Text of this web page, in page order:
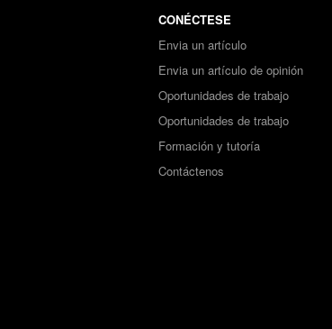
CONÉCTESE
Envia un artículo
Envia un artículo de opinión
Oportunidades de trabajo
Oportunidades de trabajo
Formación y tutoría
Contáctenos